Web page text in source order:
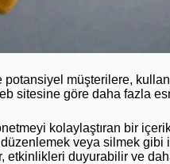
müşterilere,
sitesine göre daha fazla
kolaylaştıran bir
veya silmek
duyurabilir ve